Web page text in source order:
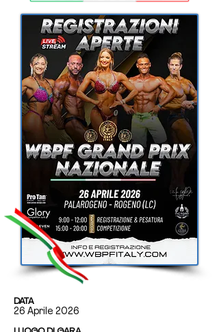
DATA
26 Aprile 2026